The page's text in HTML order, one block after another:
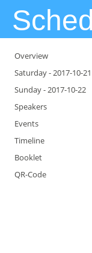
Overview
Saturday -2017-10-21
Sunday -2017-10-22
Speakers
Events
Timeline
Booklet
QR-Code